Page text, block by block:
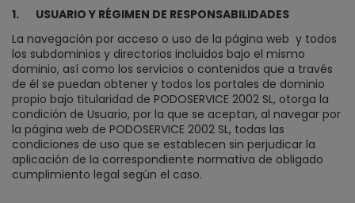
1.
USUARIO Y RÉGIMEN DE RESPONSABILIDADES
La navegación por acceso o uso de la página web y todos
los subdominios y directorios incluidos bajo el mismo
dominio, así como los servicios o contenidos que a través
de él se puedan obtener y todos los portales de dominio
propio bajo titularidad de PODOSERVICE 2002 SL, otorga la
condición de Usuario, por la que se aceptan, al navegar por
la página web de PODOSERVICE 2002 SL, todas las
condiciones de uso que se establecen sin perjudicar la
aplicación de la correspondiente normativa de obligado
cumplimiento legal según el caso.